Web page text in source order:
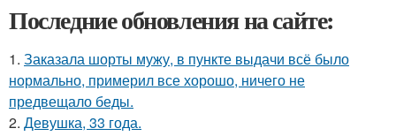
Последние обновления на сайте:
1. Заказала шорты мужу, в пункте выдачи всё было
нормально, примерил все хорошо, ничего не
предвещало беды.
2. Девушка, 33 года.